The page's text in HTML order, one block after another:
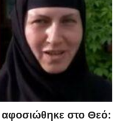
αφοσιώθηκε στο Θεό: